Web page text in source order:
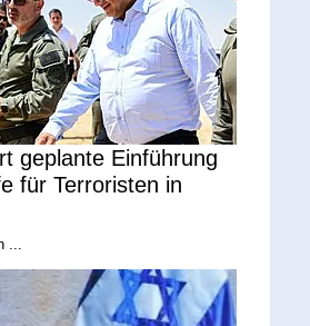
geplante Einführung
für Terroristen in
...